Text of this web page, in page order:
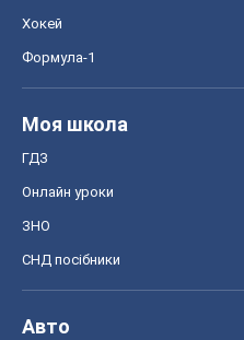
Хокей
Формула-1
Моя школа
ГДЗ
Онлайн уроки
ЗНО
СНД посібники
Авто